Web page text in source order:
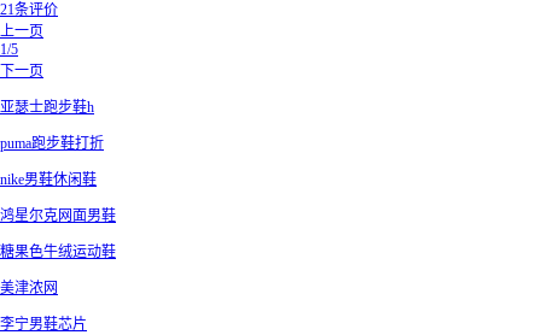
21条评价
上一页
1/5
下一页
亚瑟士跑步鞋h
puma跑步鞋打折
nike男鞋休闲鞋
鸿星尔克网面男鞋
糖果色牛绒运动鞋
美津浓网
李宁男鞋芯片